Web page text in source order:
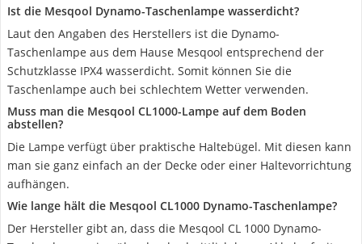
Ist die Mesqool Dynamo-Taschenlampe wasserdicht?
Laut den Angaben des Herstellers ist die Dynamo-
Taschenlampe aus dem Hause Mesqool entsprechend der
Schutzklasse IPX4 wasserdicht. Somit können Sie die
Taschenlampe auch bei schlechtem Wetter verwenden.
Muss man die Mesqool CL1000-Lampe auf dem Boden
abstellen?
Die Lampe verfügt über praktische Haltebügel. Mit diesen kann
man sie ganz einfach an der Decke oder einer Haltevorrichtung
aufhängen.
Wie lange hält die Mesqool CL1000 Dynamo-Taschenlampe?
Der Hersteller gibt an, dass die Mesqool CL 1000 Dynamo-